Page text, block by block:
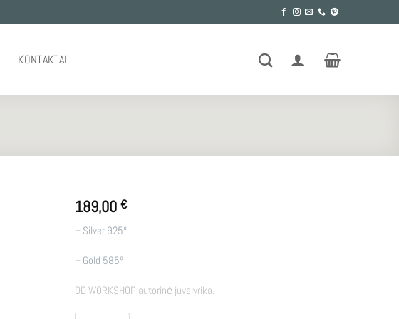
KONTAKTAI
189,00 €
– Silver 925º
– Gold 585º
DD WORKSHOP autorinė juvelyrika.